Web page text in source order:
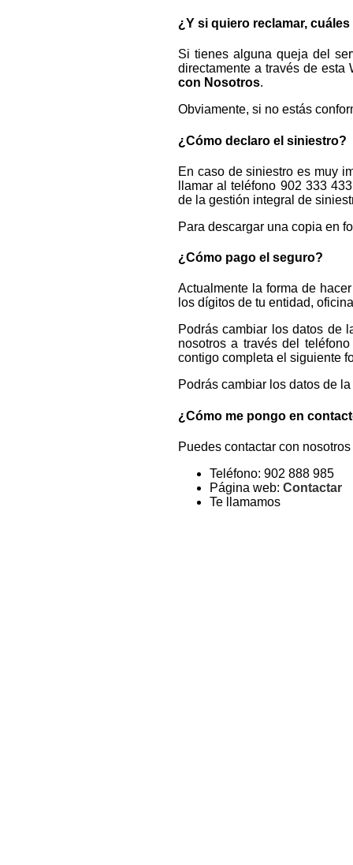
¿Y si quiero reclamar,
Si tienes alguna queja del
directamente a través de
con Nosotros.
Obviamente, si no estás
¿Cómo declaro el siniestro?
En caso de siniestro es muy
llamar al teléfono 902 333
de la gestión integral de
Para descargar una copia en
¿Cómo pago el seguro?
Actualmente la forma de
los dígitos de tu entidad,
Podrás cambiar los datos de
nosotros a través del
contigo completa el siguiente
Podrás cambiar los datos de
¿Cómo me pongo en
Puedes contactar con
Teléfono: 902 888 985
Página web: Contactar
Te llamamos